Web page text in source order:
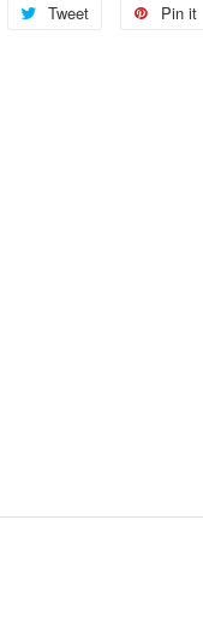
Tweet Pin it